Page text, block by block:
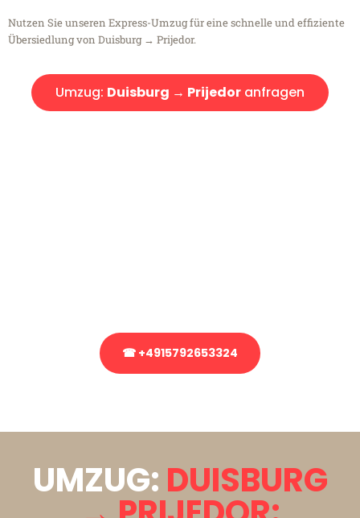
Nutzen Sie unseren Express-Umzug für eine schnelle und effiziente
Übersiedlung von Duisburg → Prijedor.
Umzug: Duisburg → Prijedor anfragen
☎ +4915792653324
UMZUG: DUISBURG